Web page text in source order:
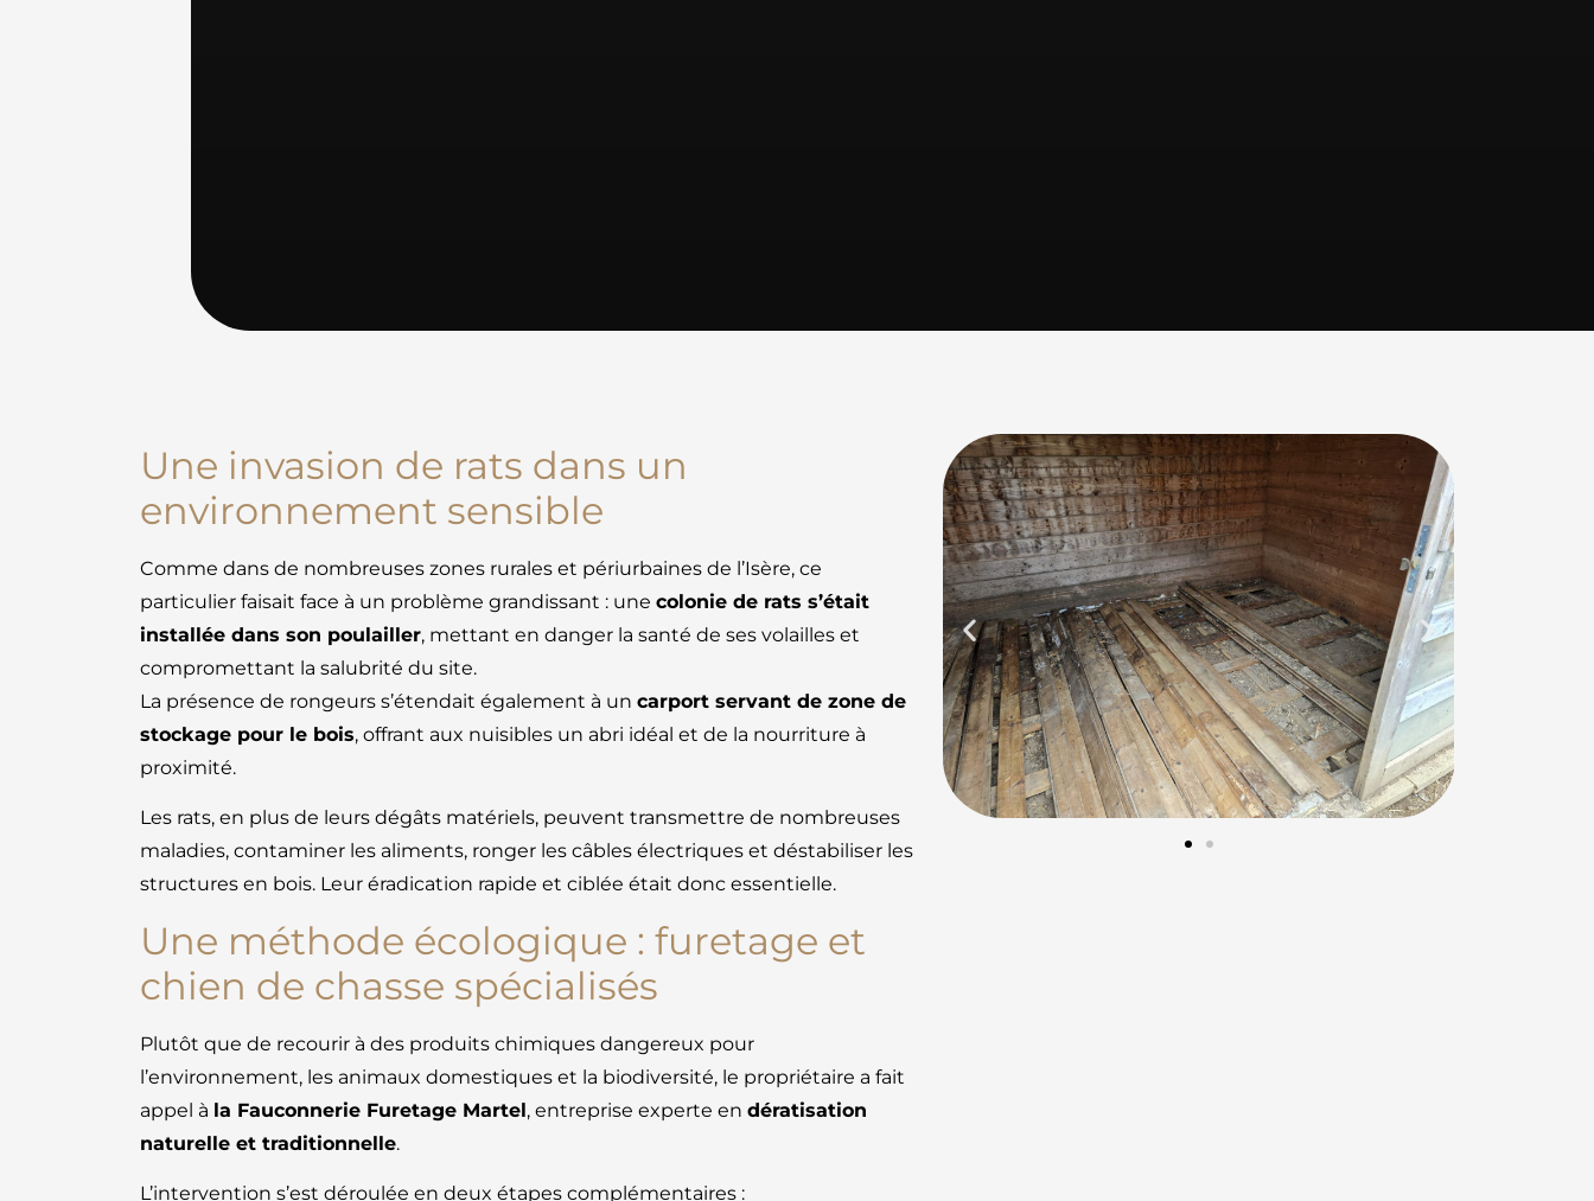
Une invasion de rats dans un
environnement sensible
Comme dans de nombreuses zones rurales et périurbaines de l’Isère, ce
particulier faisait face à un problème grandissant : une colonie de rats s’était
installée dans son poulailler, mettant en danger la santé de ses volailles et
compromettant la salubrité du site.
La présence de rongeurs s’étendait également à un carport servant de zone de
stockage pour le bois, offrant aux nuisibles un abri idéal et de la nourriture à
proximité.
Les rats, en plus de leurs dégâts matériels, peuvent transmettre de nombreuses
maladies, contaminer les aliments, ronger les câbles électriques et déstabiliser les
structures en bois. Leur éradication rapide et ciblée était donc essentielle.
Une méthode écologique : furetage et
chien de chasse spécialisés
Plutôt que de recourir à des produits chimiques dangereux pour
l’environnement, les animaux domestiques et la biodiversité, le propriétaire a fait
appel à la Fauconnerie Furetage Martel, entreprise experte en dératisation
naturelle et traditionnelle.
L’intervention s’est déroulée en deux étapes complémentaires :